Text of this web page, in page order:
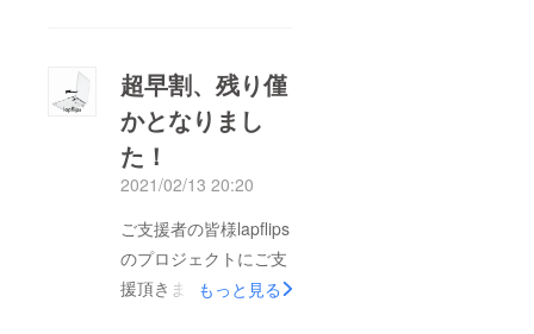
か？』配線を 簡単＆
スマートに整理できる
ケーブルオーガナイ
ザーの登場です。最も
０個となっておりま
す！https://camp-
fire.jp/projects/view/47
超早割、残り僅
かとなりまし
た！
2021/02/13 20:20
ご支援者の皆様lapflips
のプロジェクトにご支
援頂きまして誠にあり
もっと見る